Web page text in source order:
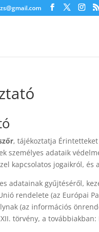
, tájékoztatja
személyes adataik
kapcsolatos jogaikról, és
adatainak gyűjtéséről,
rendelete (az Európai
(az információs
törvény, a